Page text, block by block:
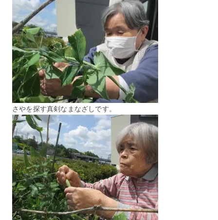
さやを探す真剣なまなざしです。